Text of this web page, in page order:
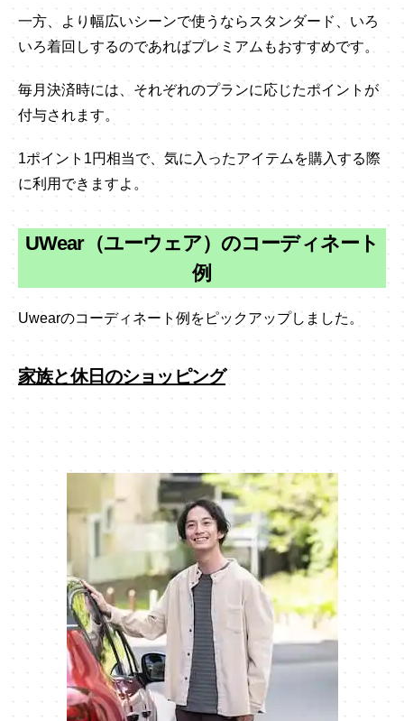
一方、より幅広いシーンで使うならスタンダード、いろ
いろ着回しするのであればプレミアムもおすすめです。
毎月決済時には、それぞれのプランに応じたポイントが
付与されます。
1ポイント1円相当で、気に入ったアイテムを購入する際
に利用できますよ。
UWear（ユーウェア）のコーディネート
例
Uwearのコーディネート例をピックアップしました。
家族と休日のショッピング